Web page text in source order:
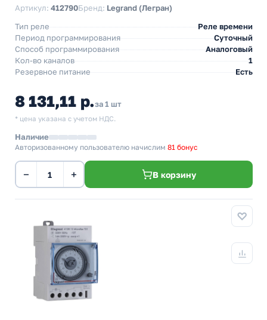
Артикул: 412790Бренд: Legrand (Легран)
Тип реле
Реле времени
Период программирования
Суточный
Способ программирования
Аналоговый
Кол-во каналов
1
Резервное питание
Есть
8 131,11 р.за 1 шт
* цена указана с учетом НДС.
Наличие
Авторизованному пользователю начислим 81 бонус
− + В корзину